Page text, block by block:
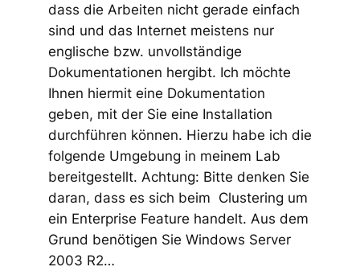
dass die Arbeiten nicht gerade einfach
sind und das Internet meistens nur
englische bzw. unvollständige
Dokumentationen hergibt. Ich möchte
Ihnen hiermit eine Dokumentation
geben, mit der Sie eine Installation
durchführen können. Hierzu habe ich die
folgende Umgebung in meinem Lab
bereitgestellt. Achtung: Bitte denken Sie
daran, dass es sich beim Clustering um
ein Enterprise Feature handelt. Aus dem
Grund benötigen Sie Windows Server
2003 R2…